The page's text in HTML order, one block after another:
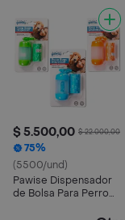
$ 5.500,00 $ 22.000,00
75%
(5500/und)
Pawise Dispensador
de Bolsa Para Perro